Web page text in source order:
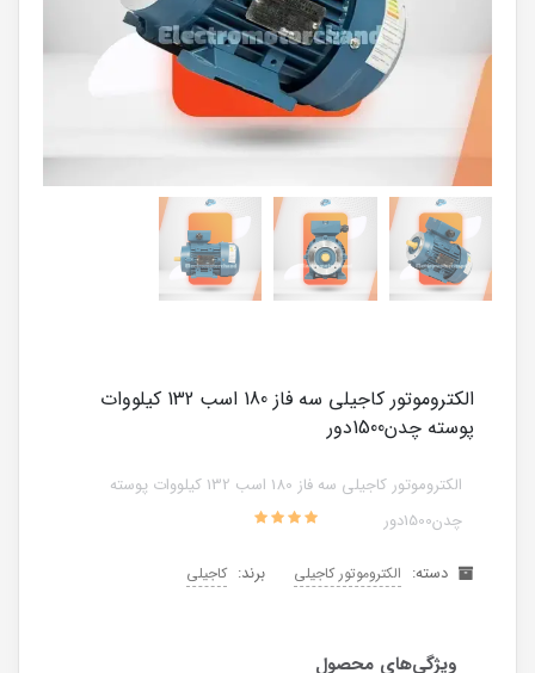
الکتروموتور کاجیلی سه فاز 180 اسب 132 کیلووات
پوسته چدن1500دور
الکتروموتور کاجیلی سه فاز 180 اسب 132 کیلووات پوسته
چدن1500دور
دسته: الکتروموتور کاجیلی برند: کاجیلی